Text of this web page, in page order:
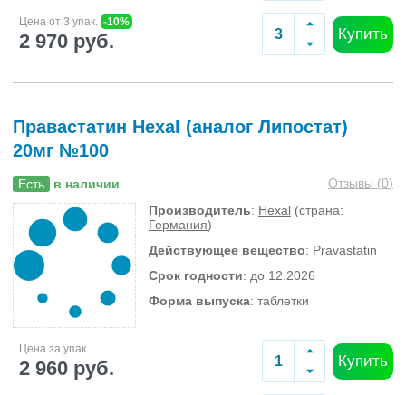
Цена от 3 упак. -10%
2 970 руб. Купить
Правастатин Hexal (аналог Липостат)
20мг №100
Есть в наличии Отзывы (0)
Производитель: Hexal (страна:
Германия)
Действующее вещество: Pravastatin
Срок годности: до 12.2026
Форма выпуска: таблетки
Цена за упак.
2 960 руб. Купить